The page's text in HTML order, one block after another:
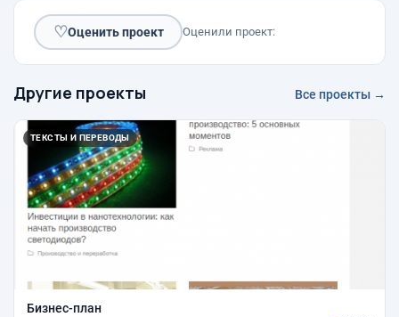
♡Оценить проект Оценили проект:
Другие проекты Все проекты →
ТЕКСТЫ И ПЕРЕВОДЫ
Бизнес-план